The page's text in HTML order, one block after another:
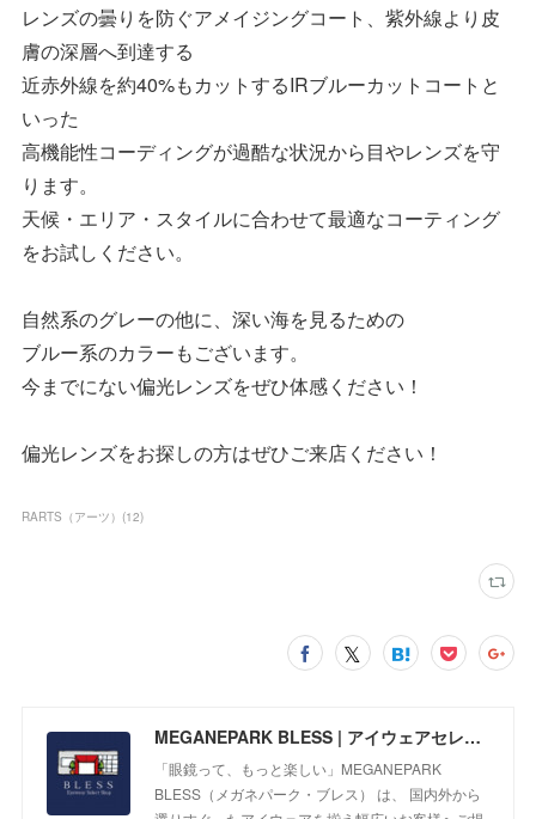
レンズの曇りを防ぐアメイジングコート、紫外線より皮
膚の深層へ到達する
近赤外線を約40%もカットするIRブルーカットコートと
いった
高機能性コーディングが過酷な状況から目やレンズを守
ります。
天候・エリア・スタイルに合わせて最適なコーティング
をお試しください。
自然系のグレーの他に、深い海を見るための
ブルー系のカラーもございます。
今までにない偏光レンズをぜひ体感ください！
偏光レンズをお探しの方はぜひご来店ください！
RARTS（アーツ） (12)
MEGANEPARK BLESS | アイウェアセレクトショップ
「眼鏡って、もっと楽しい」MEGANEPARK
BLESS（メガネパーク・ブレス） は、 国内外から